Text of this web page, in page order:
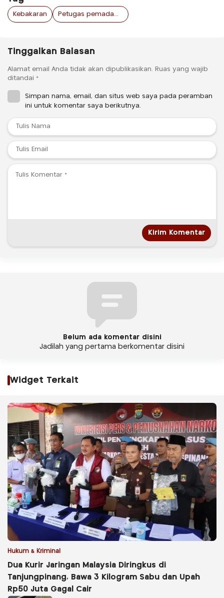
Kebakaran Petugas pemadam kebakaran
Tinggalkan Balasan
Alamat email Anda tidak akan dipublikasikan. Ruas yang wajib
ditandai *
Simpan nama, email, dan situs web saya pada peramban
ini untuk komentar saya berikutnya.
Belum ada komentar disini
Jadilah yang pertama berkomentar disini
Widget Terkait
Hukum & Kriminal
Dua Kurir Jaringan Malaysia Diringkus di
Tanjungpinang, Bawa 3 Kilogram Sabu dan Upah
Rp50 Juta Gagal Cair